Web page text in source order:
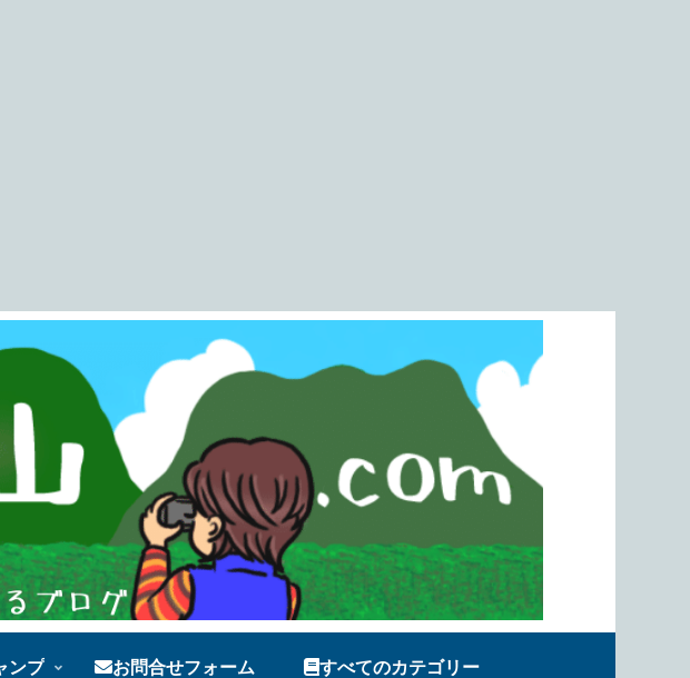
ンプ お問合せフォーム すべてのカテゴリー